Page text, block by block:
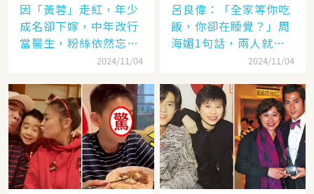
因「黃蓉」走紅，年少
成名卻下嫁，中年改行
當醫生，粉絲依然忘不
2024/11/04
呂良偉：「全家等你吃
飯，你卻在睡覺？」周
海媚1句話，兩人就此
2024/11/04